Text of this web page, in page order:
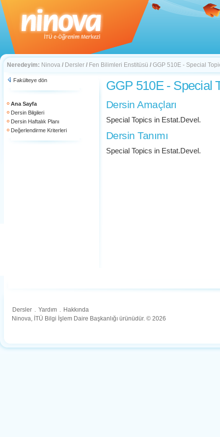
Neredeyim: Ninova / Dersler / Fen Bilimleri Enstitüsü / GGP 510E - Special
Fakülteye dön
Ana Sayfa
Dersin Bilgileri
Dersin Haftalık Planı
Değerlendirme Kriterleri
GGP 510E - Special
Dersin Amaçları
Special Topics in Estat.Devel.
Dersin Tanımı
Special Topics in Estat.Devel.
Dersler . Yardım . Hakkında
Ninova, İTÜ Bilgi İşlem Daire Başkanlığı ürünüdür. © 2026